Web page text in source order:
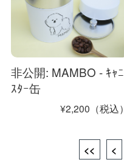
非公開: MAMBO - ｷｬﾆ
ｽﾀｰ缶
¥2,200（税込）
<< <